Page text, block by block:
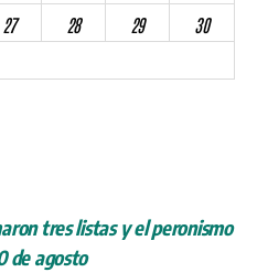
27 28 29
30
tres listas y el peronismo
de agosto